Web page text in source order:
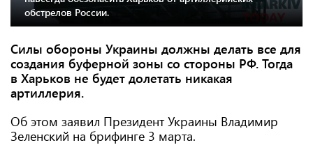
обстрелов России.
Силы обороны Украины должны делать все для
создания буферной зоны со стороны РФ. Тогда
в Харьков не будет долетать никакая
артиллерия.
Об этом заявил Президент Украины Владимир
Зеленский на брифинге 3 марта.